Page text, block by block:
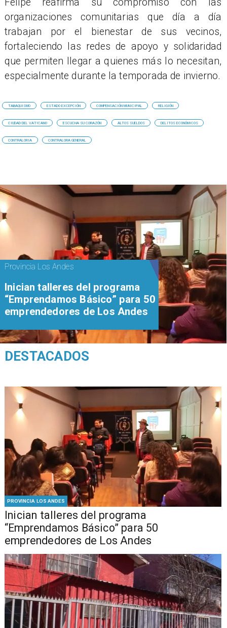
organizaciones comunitarias que día a día
trabajan por el bienestar de sus vecinos,
fortaleciendo las redes de apoyo y solidaridad
que permiten llegar a quienes más lo necesitan,
especialmente durante la temporada de invierno.
TABAQUISMO ESTADO EXCEPCIÓN COMPENSACIÓN MUNICIPAL RELIGIÓN
CIUDAD DEL VATICANO ESCUCHA SU CORAZÓN ALTOS SUELDOS DELITOS ECONÓMICOS
CONTRALORIA CONTRALORA GENERAL
PROVINCIA LOS ANDES
Inician talleres del programa
“Emprendamos Básico” para 50
emprendedores de Los Andes
Provincia Los Andes
Inician talleres del programa
“Emprendamos Básico” para 50
emprendedores de Los Andes
DESTACADOS